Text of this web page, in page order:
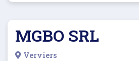
MGBO SRL
Verviers